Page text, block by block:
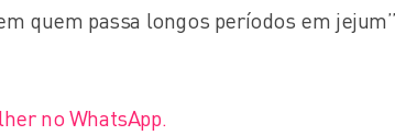
quem passa longos períodos em
no WhatsApp.